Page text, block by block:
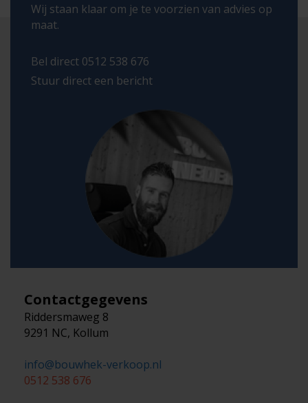
Wij staan klaar om je te voorzien van advies op
maat.
Bel direct 0512 538 676
Stuur direct een bericht
Contactgegevens
Riddersmaweg 8
9291 NC, Kollum
info@bouwhek-verkoop.nl
0512 538 676